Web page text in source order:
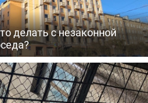
делать с незаконной